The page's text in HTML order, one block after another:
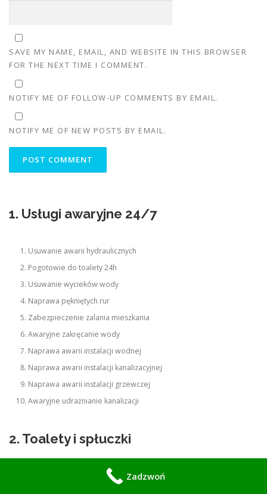
SAVE MY NAME, EMAIL, AND WEBSITE IN THIS BROWSER
FOR THE NEXT TIME I COMMENT.
NOTIFY ME OF FOLLOW-UP COMMENTS BY EMAIL.
NOTIFY ME OF NEW POSTS BY EMAIL.
1. Usługi awaryjne 24/7
Usuwanie awarii hydraulicznych
Pogotowie do toalety 24h
Usuwanie wycieków wody
Naprawa pękniętych rur
Zabezpieczenie zalania mieszkania
Awaryjne zakręcanie wody
Naprawa awarii instalacji wodnej
Naprawa awarii instalacji kanalizacyjnej
Naprawa awarii instalacji grzewczej
Awaryjne udrażnianie kanalizacji
2. Toalety i spłuczki
Wymiana spłuczki kompaktowejZadzwoń